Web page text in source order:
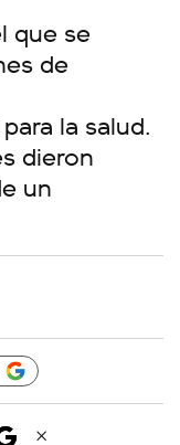
que se
de
la salud.
dieron
un